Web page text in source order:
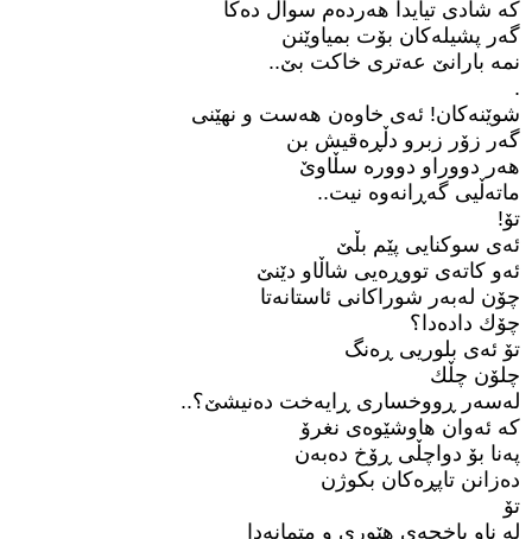
کە شادی تیایدا هەردەم سواڵ دەکا
گەر پشیلەکان بۆت بمیاوێنن
نمە بارانێ عەتری خاکت بێ..
.
شوێنەکان! ئەی خاوەن هەست و نهێنی
گەر زۆر زبرو دڵڕەقیش بن
هەر دووراو دوورە سڵاوێ
ماتەڵیی گەڕانەوە نیت..
تۆ!
ئەی سوکنایی پێم بڵێ
ئەو کاتەی تووڕەیی شاڵاو دێنێ
چۆن لەبەر شوراکانی ئاستانەتا
چۆك دادەدا؟
تۆ ئەی بلوریی ڕەنگ
چلۆن چڵك
لەسەر ڕووخساری ڕایەخت دەنیشێ؟..
کە ئەوان هاوشێوەی نغرۆ
پەنا بۆ دواچڵی ڕۆخ دەبەن
دەزانن تاپڕەکان بکوژن
تۆ
لە ناو باخچەی هێوری و متمانەدا